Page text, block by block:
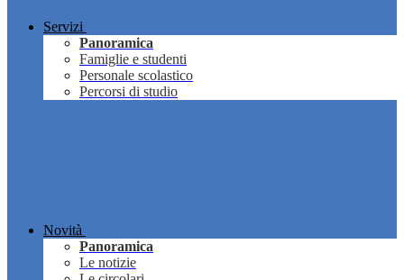
Servizi
Panoramica
Famiglie e studenti
Personale scolastico
Percorsi di studio
Novità
Panoramica
Le notizie